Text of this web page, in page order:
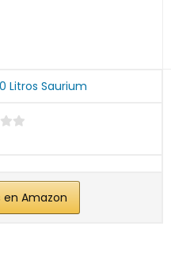
Litros Saurium
Amazon